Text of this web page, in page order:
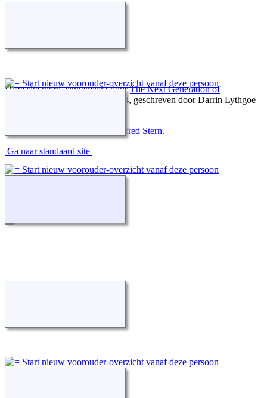
Deze site werd aangemaakt doorThe Next Generation of
v. 15.0.4, geschreven door Darrin Lythgoe
Alfred Stern.
Ga naar standaard site